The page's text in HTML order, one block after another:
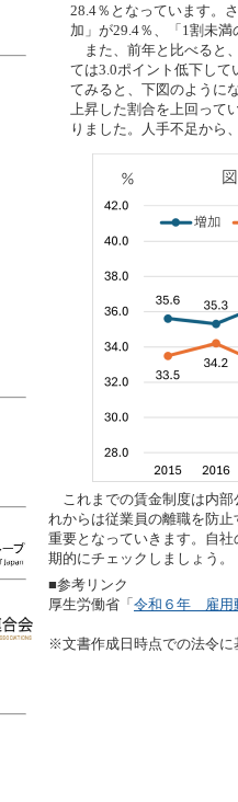
28.4％となっています。
加」が29.4％、「1割未
また、前年と比べると
ては3.0ポイント低下し
てみると、下図のように
上昇した割合を上回って
りました。人手不足から
これまでの賃金制度は内部
れからは従業員の離職を防
重要となっていきます。自
期的にチェックしましょう。
■参考リンク
厚生労働省「 令和６年 雇用
※文書作成日時点での法令